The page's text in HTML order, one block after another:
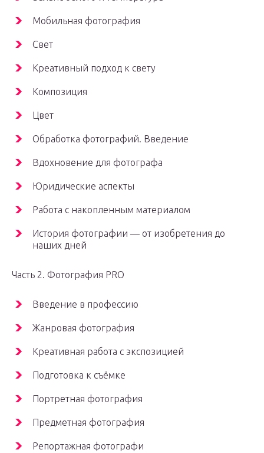
Мобильная фотография
Свет
Креативный подход к свету
Композиция
Цвет
Обработка фотографий. Введение
Вдохновение для фотографа
Юридические аспекты
Работа с накопленным материалом
История фотографии — от изобретения до
наших дней
Часть 2. Фотография PRO
Введение в профессию
Жанровая фотография
Креативная работа с экспозицией
Подготовка к съёмке
Портретная фотография
Предметная фотография
Репортажная фотографи